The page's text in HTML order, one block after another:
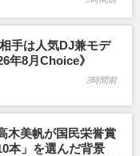
手は人気DJ兼モデ
年8月Choice》
3時間前
木美帆が国民栄誉賞
本」を選んだ背景